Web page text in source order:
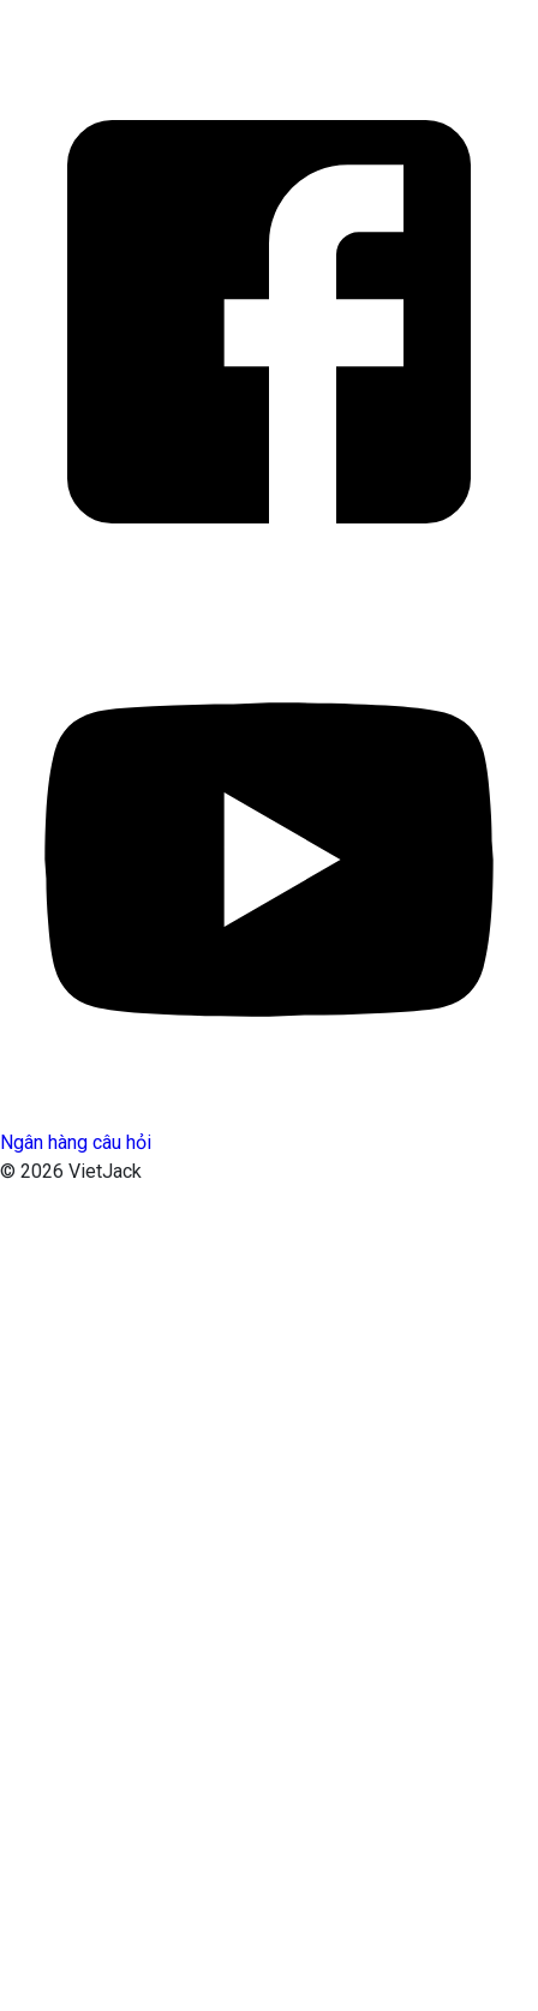
Ngân hàng câu hỏi
© 2026 VietJack